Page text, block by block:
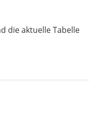
die aktuelle Tabelle